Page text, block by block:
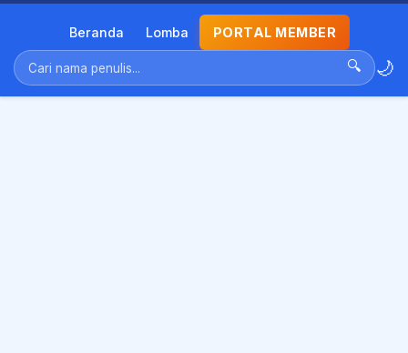
Beranda Lomba PORTAL MEMBER
🔍 🌙